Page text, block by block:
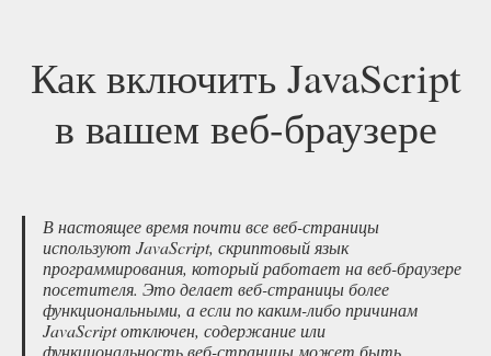
Как включить JavaScript
в вашем веб-браузере
В настоящее время почти все веб-страницы
используют JavaScript, скриптовый язык
программирования, который работает на веб-браузере
посетителя. Это делает веб-страницы более
функциональными, а если по каким-либо причинам
JavaScript отключен, содержание или
функциональность веб-страницы может быть